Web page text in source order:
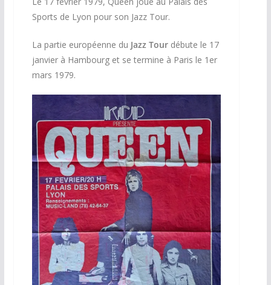
Sports de Lyon pour son Jazz Tour.
La partie européenne du Jazz Tourdébute le 17
janvier à Hambourg et se termine à Paris le 1er
mars 1979.